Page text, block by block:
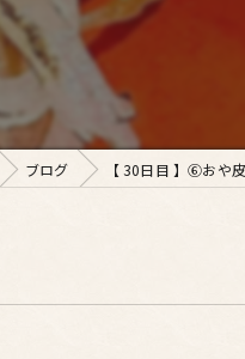
テイクアウト
コース
ブログ 【 30日目 】⑥おや